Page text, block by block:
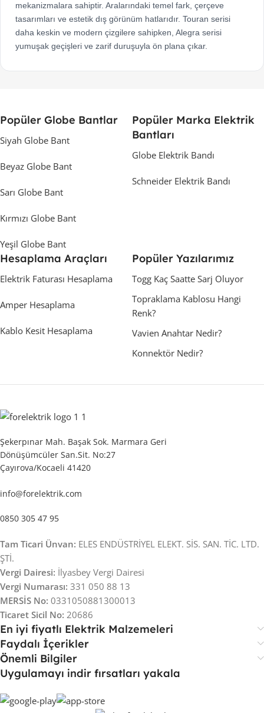
mekanizmalara sahiptir. Aralarındaki temel fark, çerçeve
tasarımları ve estetik dış görünüm hatlarıdır. Touran serisi
daha keskin ve modern çizgilere sahipken, Alegra serisi
yumuşak geçişleri ve zarif duruşuyla ön plana çıkar.
Popüler Globe Bantlar
Siyah Globe Bant
Beyaz Globe Bant
Sarı Globe Bant
Kırmızı Globe Bant
Yeşil Globe Bant
Popüler Marka Elektrik
Bantları
Globe Elektrik Bandı
Schneider Elektrik Bandı
Hesaplama Araçları
Elektrik Faturası Hesaplama
Amper Hesaplama
Kablo Kesit Hesaplama
Popüler Yazılarımız
Togg Kaç Saatte Sarj Oluyor
Topraklama Kablosu Hangi
Renk?
Vavien Anahtar Nedir?
Konnektör Nedir?
Şekerpınar Mah. Başak Sok. Marmara Geri
Dönüşümcüler San.Sit. No:27
Çayırova/Kocaeli 41420
info@forelektrik.com
0850 305 47 95
Tam Ticari Ünvan: ELES ENDÜSTRİYEL ELEKT. SİS. SAN. TİC. LTD.
ŞTİ.
Vergi Dairesi: İlyasbey Vergi Dairesi
Vergi Numarası: 331 050 88 13
MERSİS No: 0331050881300013
Ticaret Sicil No: 20686
En iyi fiyatlı Elektrik Malzemeleri
Faydalı İçerikler
Önemli Bilgiler
Uygulamayı indir fırsatları yakala